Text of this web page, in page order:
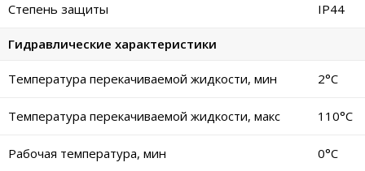
Степень защиты IP44
Гидравлические характеристики
Температура перекачиваемой жидкости, мин 2°C
Температура перекачиваемой жидкости, макс 110°C
Рабочая температура, мин 0°C